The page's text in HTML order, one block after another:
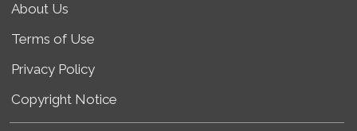
About Us
Terms of Use
Privacy Policy
Copyright Notice